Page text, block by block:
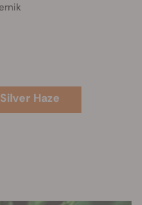
Haze